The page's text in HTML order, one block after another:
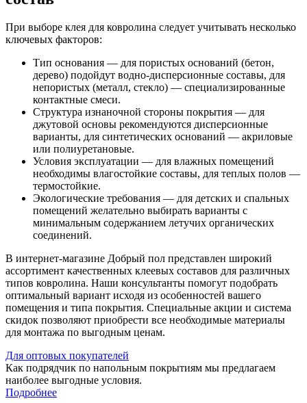
При выборе клея для ковролина следует учитывать несколько
ключевых факторов:
Тип основания — для пористых оснований (бетон,
дерево) подойдут водно-дисперсионные составы, для
непористых (металл, стекло) — специализированные
контактные смеси.
Структура изнаночной стороны покрытия — для
джутовой основы рекомендуются дисперсионные
варианты, для синтетических оснований — акриловые
или полиуретановые.
Условия эксплуатации — для влажных помещений
необходимы влагостойкие составы, для теплых полов —
термостойкие.
Экологические требования — для детских и спальных
помещений желательно выбирать варианты с
минимальным содержанием летучих органических
соединений.
В интернет-магазине Добрый пол представлен широкий
ассортимент качественных клеевых составов для различных
типов ковролина. Наши консультанты помогут подобрать
оптимальный вариант исходя из особенностей вашего
помещения и типа покрытия. Специальные акции и система
скидок позволяют приобрести все необходимые материалы
для монтажа по выгодным ценам.
Для оптовых покупателей
Как подрядчик по напольным покрытиям мы предлагаем
наиболее выгодные условия.
Подробнее